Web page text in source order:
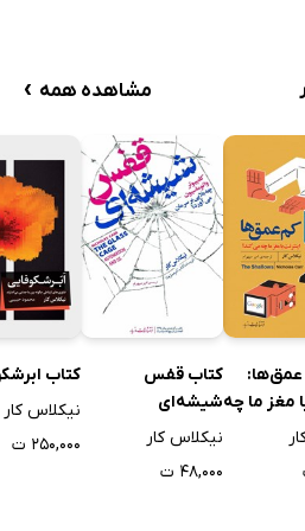
مشاهده همه ›
عمق‌ها:
مغز ما چه
کتاب قفس
شیشه‌ای
نیکلاس کار
۴۸,۰۰۰ ت
کتاب
نیکلاس کار
۲۵۰,۰۰۰ ت